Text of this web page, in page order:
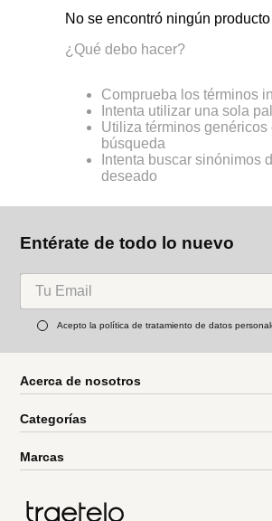
No se encontró ningún producto
¿Qué debo hacer?
Comprueba los términos
Intenta utilizar una sola
Utiliza términos genéricos
búsqueda
Intenta buscar sinónimos
deseado
Entérate de todo lo nuevo
Acepto la política de tratamiento de datos
Acerca de nosotros
Categorías
Marcas